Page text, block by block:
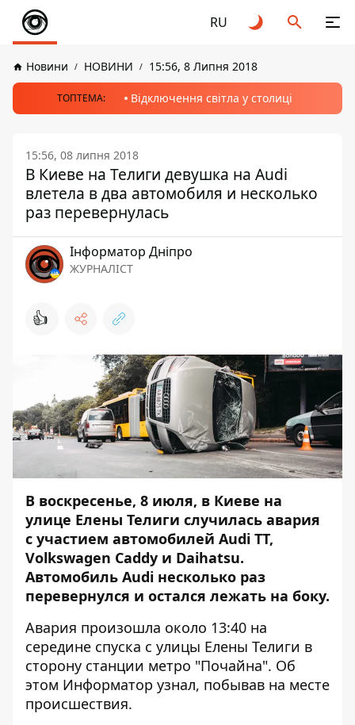
RU
Новини НОВИНИ 15:56, 8 Липня 2018
ТОПТЕМА: Відключення світла у столиці
15:56, 08 липня 2018
В Киеве на Телиги девушка на Audi
влетела в два автомобиля и несколько
раз перевернулась
Інформатор Дніпро
ЖУРНАЛІСТ
👍
В воскресенье, 8 июля, в Киеве на
улице Елены Телиги случилась авария
с участием автомобилей Audi TT,
Volkswagen Caddy и Daihatsu.
Автомобиль Audi несколько раз
перевернулся и остался лежать на боку.
Авария произошла около 13:40 на
середине спуска с улицы Елены Телиги в
сторону станции метро "Почайна". Об
этом Информатор узнал, побывав на месте
происшествия.